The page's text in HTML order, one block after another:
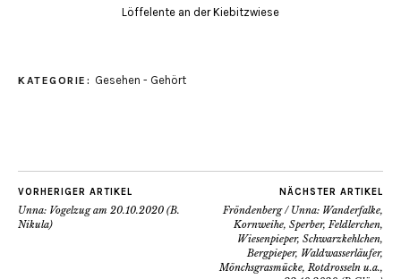
Löffelente an der Kiebitzwiese
KATEGORIE: Gesehen - Gehört
VORHERIGER ARTIKEL
Unna: Vogelzug am 20.10.2020 (B.
Nikula)
NÄCHSTER ARTIKEL
Fröndenberg / Unna: Wanderfalke,
Kornweihe, Sperber, Feldlerchen,
Wiesenpieper, Schwarzkehlchen,
Bergpieper, Waldwasserläufer,
Mönchsgrasmücke, Rotdrosseln u.a.,